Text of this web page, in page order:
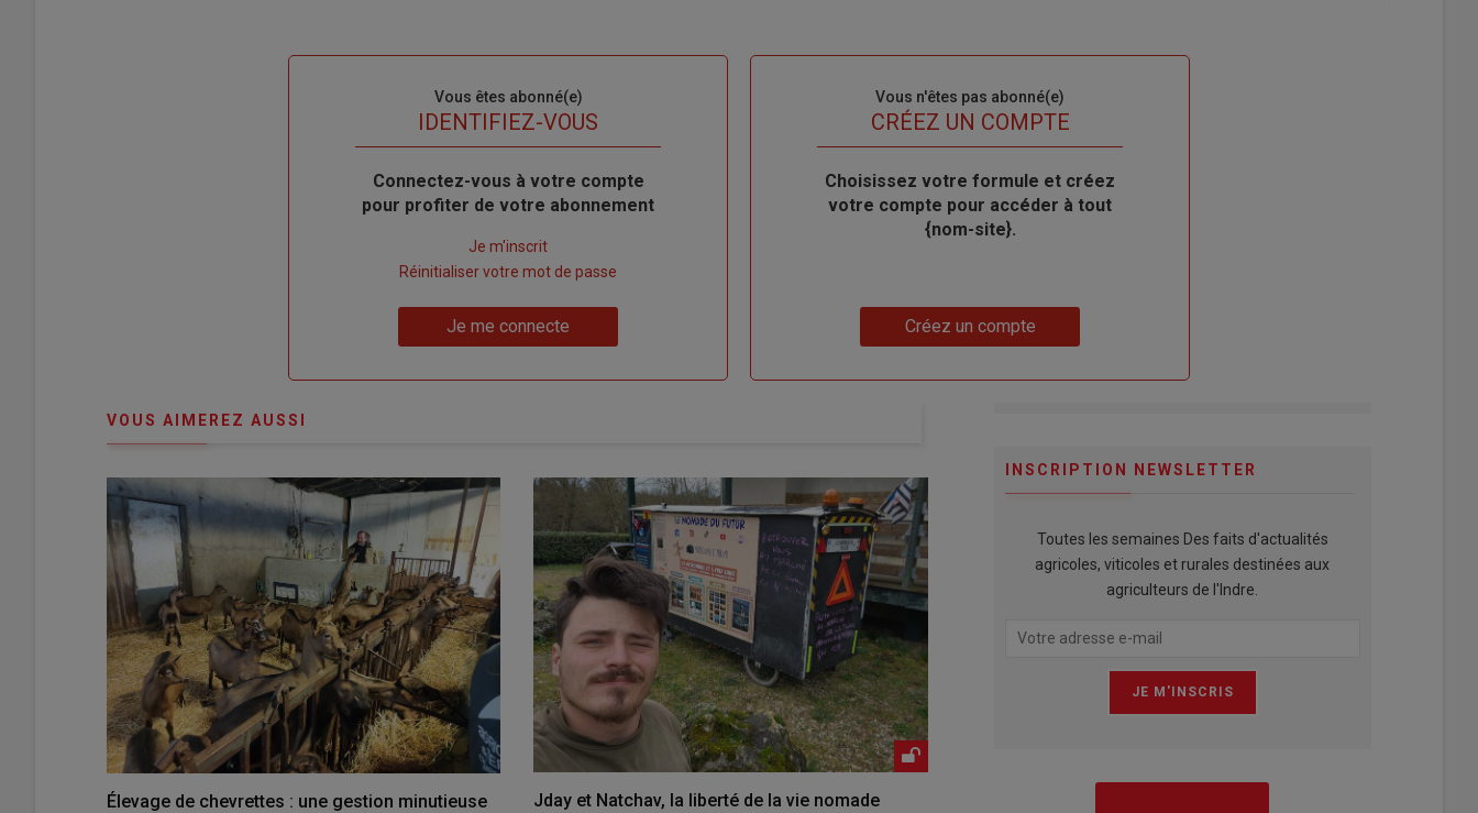
Vous êtes abonné(e)
IDENTIFIEZ-VOUS
Body
Connectez-vous à votre compte
pour profiter de votre abonnement
compte"
Je m'inscrit
Réinitialiser votre mot de passe
Je me connecte
Vous n'êtes pas abonné(e)
TITRECRÉEZ UN COMPTE
Body
Choisissez votre formule et créez
votre compte pour accéder à tout
{nom-site}.
Créez un compte
VOUS AIMEREZ AUSSI
Élevage de chevrettes : une gestion minutieuse
Jday et Natchav, la liberté de la vie nomade
INSCRIPTION NEWSLETTER
Toutes les semaines Des faits d'actualités
agricoles, viticoles et rurales destinées aux
agriculteurs de l'Indre.